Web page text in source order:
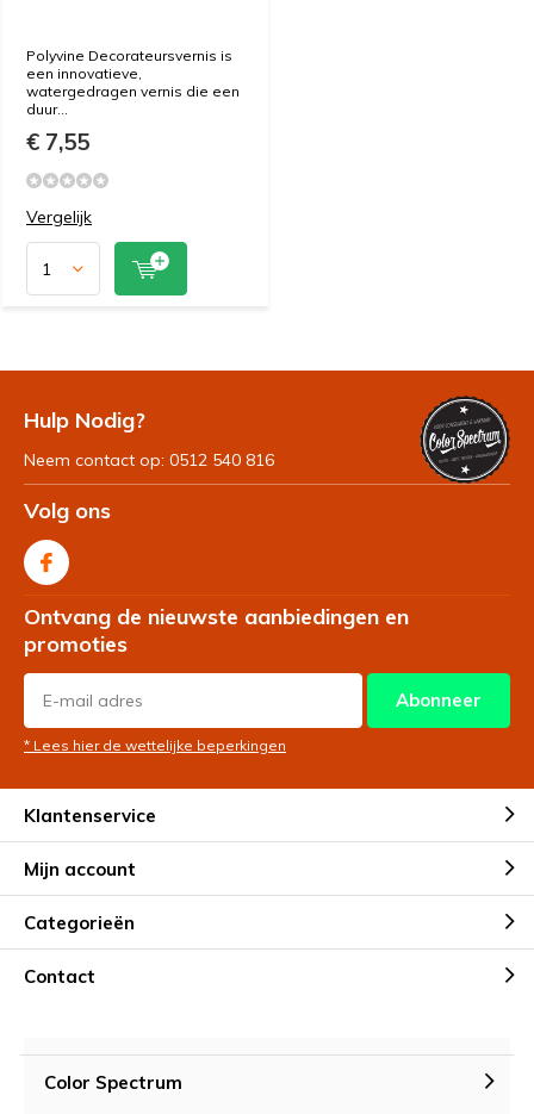
Polyvine Decorateursvernis is
een innovatieve,
watergedragen vernis die een
duur...
€ 7,55
Vergelijk
Hulp Nodig?
Neem contact op: 0512 540 816
Volg ons
Ontvang de nieuwste aanbiedingen en
promoties
Abonneer
* Lees hier de wettelijke beperkingen
Klantenservice
Mijn account
Categorieën
Contact
Color Spectrum